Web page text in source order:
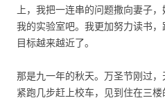
上，我把一连串的问题撒向妻子
我的实验室吧。我更加努力读书
目标越来越近了。
那是九一年的秋天。万圣节刚过
紧跑几步赶上校车，见到住在三